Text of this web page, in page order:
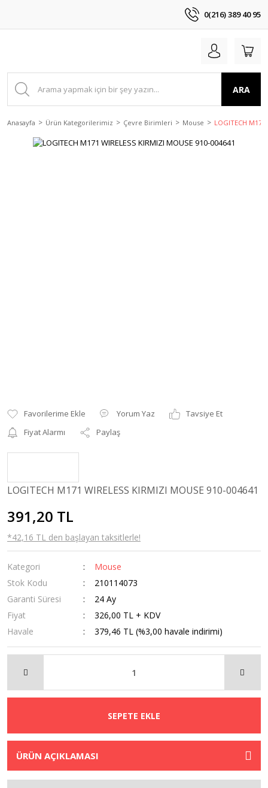
0(216) 389 40 95
ARA
Anasayfa Ürün Kategorilerimiz Çevre Birimleri Mouse LOGITECH M171
Yorum Yaz
Tavsiye Et
Fiyat Alarmı
Paylaş
LOGITECH M171 WIRELESS KIRMIZI MOUSE 910-004641
391,20 TL
*42,16 TL den başlayan taksitlerle!
Kategori
Mouse
Stok Kodu
210114073
Garanti Süresi
24 Ay
Fiyat
326,00 TL + KDV
Havale
379,46 TL (%3,00 havale indirimi)
SEPETE EKLE
ÜRÜN AÇIKLAMASI